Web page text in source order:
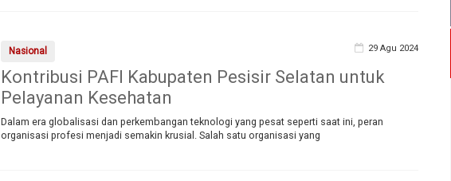
Nasional 29 Agu 2024
Kontribusi PAFI Kabupaten Pesisir Selatan untuk
Pelayanan Kesehatan
Dalam era globalisasi dan perkembangan teknologi yang pesat seperti saat ini, peran
organisasi profesi menjadi semakin krusial. Salah satu organisasi yang